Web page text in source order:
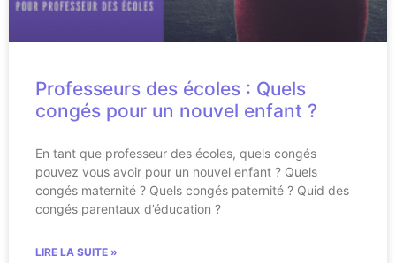
Professeurs des écoles : Quels
congés pour un nouvel enfant ?
En tant que professeur des écoles, quels congés
pouvez vous avoir pour un nouvel enfant ? Quels
congés maternité ? Quels congés paternité ? Quid des
congés parentaux d’éducation ?
LIRE LA SUITE »